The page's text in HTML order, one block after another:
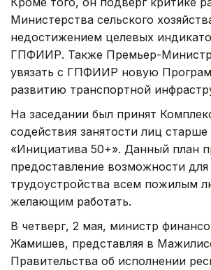
Министерства сельского
недостижением целевых
ГПФИИР. Также Премьер-
увязать с ГПФИИР новую
развитию транспортной
На заседании был принят
содействия занятости лиц старше
«Инициатива 50+». Данный план
предоставление возможности для
трудоустройства всем пожилым
желающим работать.
В четверг, 2 мая, министр
Жамишев, представляя в
Правительства об исполнении